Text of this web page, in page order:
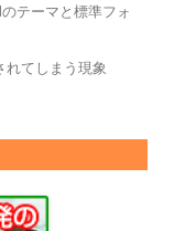
テーマと標準フォ
れてしまう現象